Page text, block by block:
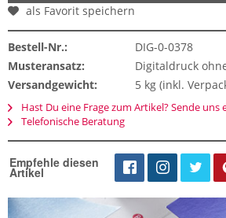
als Favorit speichern
Bestell-Nr.:
DIG-0-0378
Musteransatz:
Digitaldruck
Versandgewicht:
5 kg (inkl.
Hast Du eine Frage zum Artikel? Sende uns
Telefonische Beratung
Empfehle diesen
Artikel